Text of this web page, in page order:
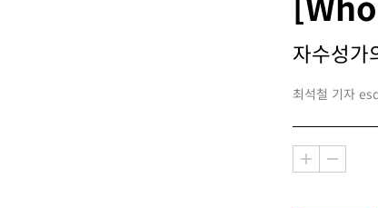
자수성가
최석철 기자